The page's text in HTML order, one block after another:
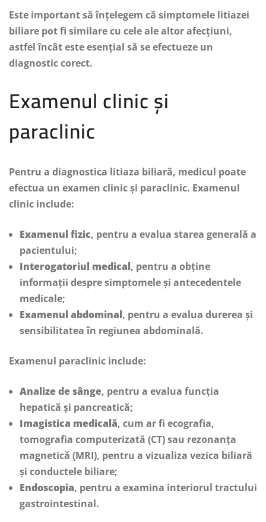
Este important să înțelegem că simptomele litiazei
biliare pot fi similare cu cele ale altor afecțiuni,
astfel încât este esențial să se efectueze un
diagnostic corect.
Examenul clinic și
paraclinic
Pentru a diagnostica litiaza biliară, medicul poate
efectua un examen clinic și paraclinic. Examenul
clinic include:
Examenul fizic, pentru a evalua starea generală a
pacientului;
Interogatoriul medical, pentru a obține
informații despre simptomele și antecedentele
medicale;
Examenul abdominal, pentru a evalua durerea și
sensibilitatea în regiunea abdominală.
Examenul paraclinic include:
Analize de sânge, pentru a evalua funcția
hepatică și pancreatică;
Imagistica medicală, cum ar fi ecografia,
tomografia computerizată (CT) sau rezonanța
magnetică (MRI), pentru a vizualiza vezica biliară
și conductele biliare;
Endoscopia, pentru a examina interiorul tractului
gastrointestinal.